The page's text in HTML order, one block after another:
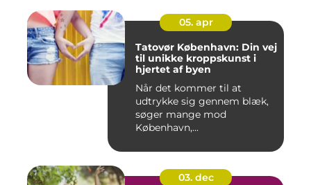
05. apr
Tatovør København: Din vej
til unikke kroppskunst i
hjertet af byen
Når det kommer til at
udtrykke sig gennem blæk,
søger mange mod
København,...
03. dec